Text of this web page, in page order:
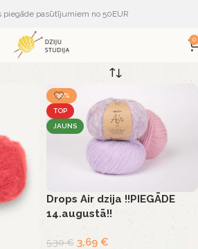
piegāde pasūtījumiem no 50EUR
0
-30%
TOP
JAUNS
Drops Air dzija !!PIEGĀDE
14.augustā!!
5,30€ 3,69 €